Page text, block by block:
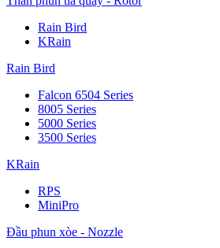
Rain Bird
KRain
Rain Bird
Falcon 6504 Series
8005 Series
5000 Series
3500 Series
KRain
RPS
MiniPro
Đầu phun xòe - Nozzle